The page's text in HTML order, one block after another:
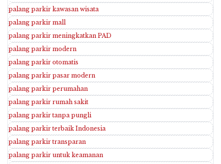
palang parkir kawasan wisata
palang parkir mall
palang parkir meningkatkan PAD
palang parkir modern
palang parkir otomatis
palang parkir pasar modern
palang parkir perumahan
palang parkir rumah sakit
palang parkir tanpa pungli
palang parkir terbaik Indonesia
palang parkir transparan
palang parkir untuk keamanan